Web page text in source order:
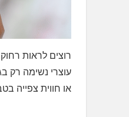
רוצים לראות
או חווית צפייה